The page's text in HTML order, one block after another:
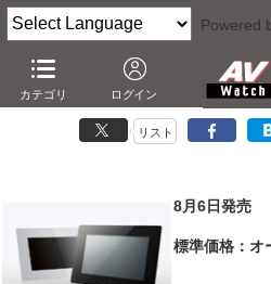
Powered
カテゴリ ログイン
オンキヨー、HDMI入力を備えた10.1型
－BDビデオも表示可能。リモコン付属
リスト
8月6日発売
標準価格：オ